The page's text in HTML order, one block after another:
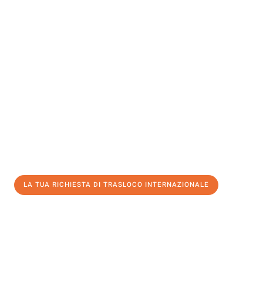
LA TUA RICHIESTA DI TRASLOCO INTERNAZIONALE